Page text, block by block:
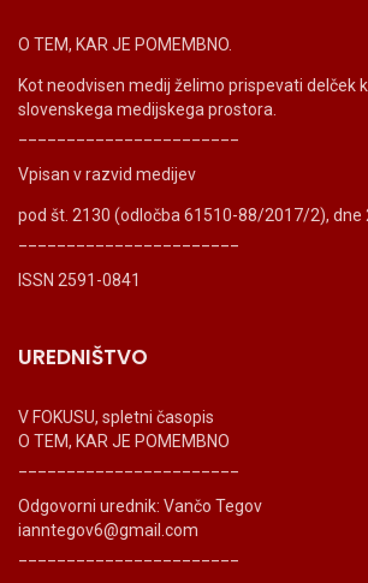
O TEM, KAR JE POMEMBNO.
Kot neodvisen medij želimo prispevati delček
slovenskega medijskega prostora.
Vpisan v razvid medijev
pod št. 2130 (odločba 61510-88/2017/2), dne
ISSN 2591-0841
UREDNIŠTVO
V FOKUSU, spletni časopis
O TEM, KAR JE POMEMBNO
Odgovorni urednik: Vančo Tegov
ianntegov6@gmail.com